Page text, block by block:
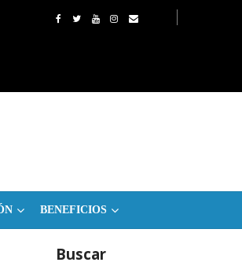
BENEFICIOS
Buscar